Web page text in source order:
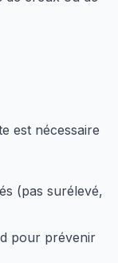
est nécessaire
(pas surélevé,
pour prévenir